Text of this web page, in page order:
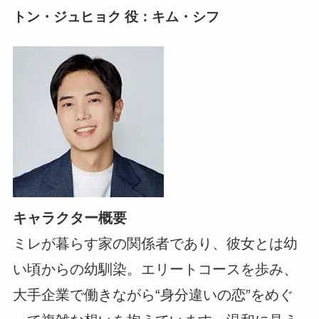
トン・ジュヒョク 役：キム・シフ
キャラクター概要
ミレが暮らす家の関係者であり、彼女とは幼
い頃からの幼馴染。エリートコースを歩み、
大手企業で働きながら“身分違いの恋”をめぐ